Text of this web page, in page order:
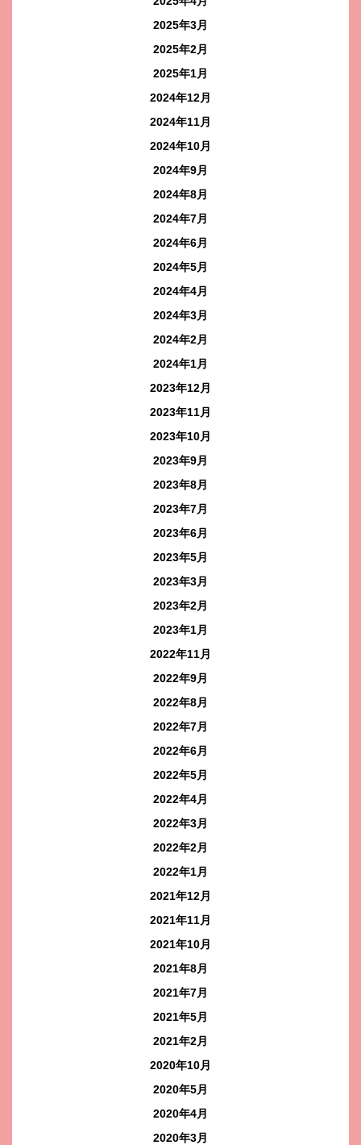
2025年3月
2025年2月
2025年1月
2024年12月
2024年11月
2024年10月
2024年9月
2024年8月
2024年7月
2024年6月
2024年5月
2024年4月
2024年3月
2024年2月
2024年1月
2023年12月
2023年11月
2023年10月
2023年9月
2023年8月
2023年7月
2023年6月
2023年5月
2023年3月
2023年2月
2023年1月
2022年11月
2022年9月
2022年8月
2022年7月
2022年6月
2022年5月
2022年4月
2022年3月
2022年2月
2022年1月
2021年12月
2021年11月
2021年10月
2021年8月
2021年7月
2021年5月
2021年2月
2020年10月
2020年5月
2020年4月
2020年3月